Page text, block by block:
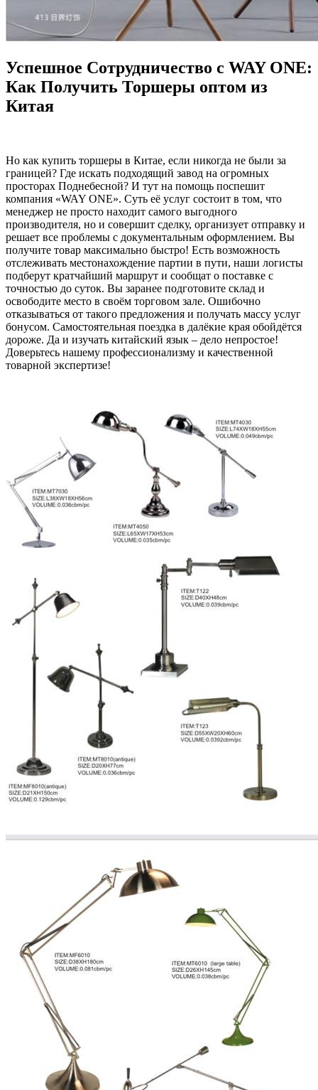
Успешное Сотрудничество с WAY ONE:
Как Получить Торшеры оптом из
Китая
Но как купить торшеры в Китае, если никогда не были за
границей? Где искать подходящий завод на огромных
просторах Поднебесной? И тут на помощь поспешит
компания «WAY ONE». Суть её услуг состоит в том, что
менеджер не просто находит самого выгодного
производителя, но и совершит сделку, организует отправку и
решает все проблемы с документальным оформлением. Вы
получите товар максимально быстро! Есть возможность
отслеживать местонахождение партии в пути, наши логисты
подберут кратчайший маршрут и сообщат о поставке с
точностью до суток. Вы заранее подготовите склад и
освободите место в своём торговом зале. Ошибочно
отказываться от такого предложения и получать массу услуг
бонусом. Самостоятельная поездка в далёкие края обойдётся
дороже. Да и изучать китайский язык – дело непростое!
Доверьтесь нашему профессионализму и качественной
товарной экспертизе!